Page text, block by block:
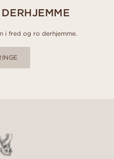
i fred og ro derhjemme.